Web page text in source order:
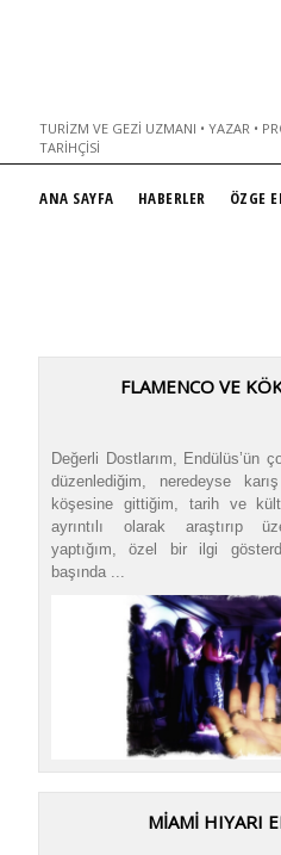
TURIZM VE GEZI UZMANI • YAZAR •
TARIHÇISI
ANA SAYFA HABERLER ÖZGE
FLAMENCO VE
Değerli Dostlarım, Endülüs’ün
düzenlediğim, neredeyse
köşesine gittiğim, tarih ve
ayrıntılı olarak araştırıp
yaptığım, özel bir ilgi
başında ...
MIAMI HIYARI